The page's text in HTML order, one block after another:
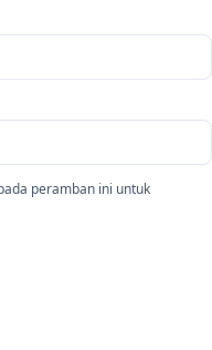
peramban ini untuk